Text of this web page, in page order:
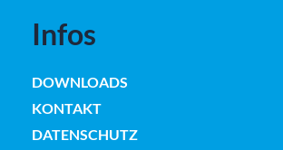
Infos
DOWNLOADS
KONTAKT
DATENSCHUTZ